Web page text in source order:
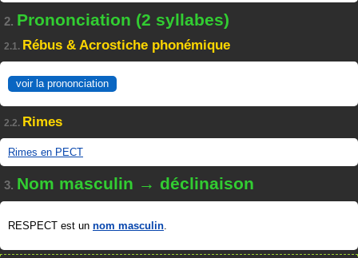
2. Prononciation (2 syllabes)
2.1. Rébus & Acrostiche phonémique
voir la prononciation
2.2. Rimes
Rimes en PECT
3. Nom masculin → déclinaison
RESPECT est un nom masculin.